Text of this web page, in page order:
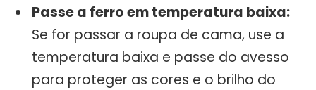
Passe a ferro em temperatura baixa:
Se for passar a roupa de cama, use a
temperatura baixa e passe do avesso
para proteger as cores e o brilho do